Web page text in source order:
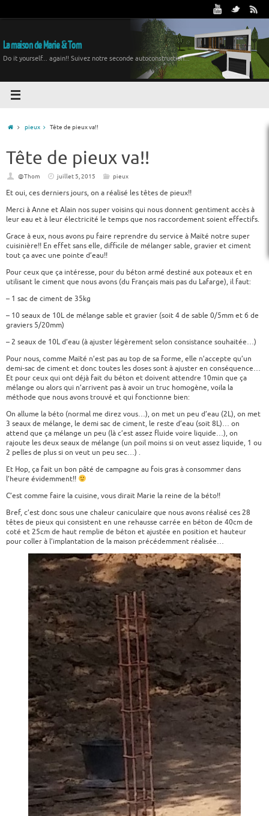
La maison de Marie & Tom
Do it yourself... again!! Suivez notre seconde autoconstruction...
pieux Tête de pieux va!!
Tête de pieux va!!
@Thom juillet 5, 2015 pieux
Et oui, ces derniers jours, on a réalisé les têtes de pieux!!
Merci à Anne et Alain nos super voisins qui nous donnent gentiment accès à
leur eau et à leur électricité le temps que nos raccordement soient effectifs.
Grace à eux, nous avons pu faire reprendre du service à Maïté notre super
cuisinière!! En effet sans elle, difficile de mélanger sable, gravier et ciment
tout ça avec une pointe d’eau!!
Pour ceux que ça intéresse, pour du béton armé destiné aux poteaux et en
utilisant le ciment que nous avons (du Français mais pas du Lafarge), il faut:
– 1 sac de ciment de 35kg
– 10 seaux de 10L de mélange sable et gravier (soit 4 de sable 0/5mm et 6 de
graviers 5/20mm)
– 2 seaux de 10L d’eau (à ajuster légèrement selon consistance souhaitée…)
Pour nous, comme Maïté n’est pas au top de sa forme, elle n’accepte qu’un
demi-sac de ciment et donc toutes les doses sont à ajuster en conséquence…
Et pour ceux qui ont déjà fait du béton et doivent attendre 10min que ça
mélange ou alors qui n’arrivent pas à avoir un truc homogène, voila la
méthode que nous avons trouvé et qui fonctionne bien:
On allume la béto (normal me direz vous…), on met un peu d’eau (2L), on met
3 seaux de mélange, le demi sac de ciment, le reste d’eau (soit 8L)… on
attend que ça mélange un peu (là c’est assez fluide voire liquide…), on
rajoute les deux seaux de mélange (un poil moins si on veut assez liquide, 1 ou
2 pelles de plus si on veut un peu sec…) .
Et Hop, ça fait un bon pâté de campagne au fois gras à consommer dans
l’heure évidemment!!
C’est comme faire la cuisine, vous dirait Marie la reine de la béto!!
Bref, c’est donc sous une chaleur caniculaire que nous avons réalisé ces 28
têtes de pieux qui consistent en une rehausse carrée en béton de 40cm de
coté et 25cm de haut remplie de béton et ajustée en position et hauteur
pour coller à l’implantation de la maison précédemment réalisée…